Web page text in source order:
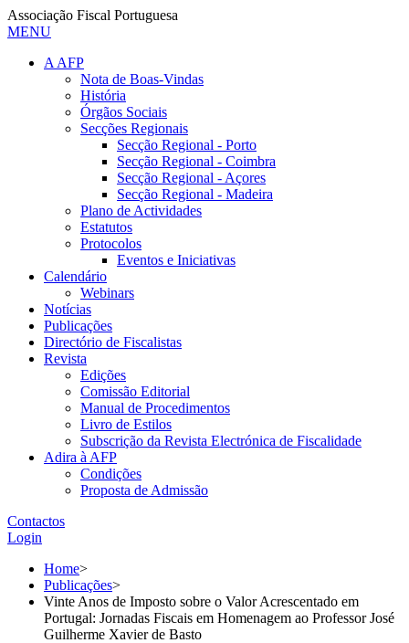
Associação Fiscal Portuguesa
MENU
A AFP
Nota de Boas-Vindas
História
Órgãos Sociais
Secções Regionais
Secção Regional - Porto
Secção Regional - Coimbra
Secção Regional - Açores
Secção Regional - Madeira
Plano de Actividades
Estatutos
Protocolos
Eventos e Iniciativas
Calendário
Webinars
Notícias
Publicações
Directório de Fiscalistas
Revista
Edições
Comissão Editorial
Manual de Procedimentos
Livro de Estilos
Subscrição da Revista Electrónica de Fiscalidade
Adira à AFP
Condições
Proposta de Admissão
Contactos
Login
Home>
Publicações>
Vinte Anos de Imposto sobre o Valor Acrescentado em
Portugal: Jornadas Fiscais em Homenagem ao Professor José
Guilherme Xavier de Basto